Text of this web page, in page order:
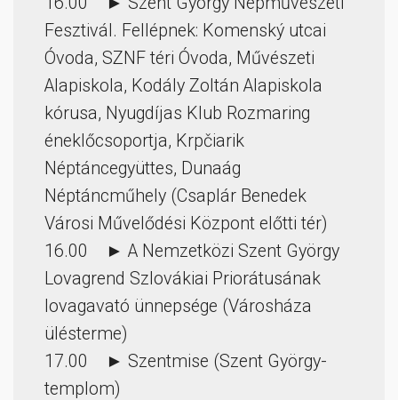
Fesztivál. Fellépnek: Komenský utcai
Óvoda, SZNF téri Óvoda, Művészeti
Alapiskola, Kodály Zoltán Alapiskola
kórusa, Nyugdíjas Klub Rozmaring
éneklőcsoportja, Krpčiarik
Néptáncegyüttes, Dunaág
Néptáncműhely (Csaplár Benedek
Városi Művelődési Központ előtti tér)
16.00 ► A Nemzetközi Szent György
Lovagrend Szlovákiai Priorátusának
lovagavató ünnepsége (Városháza
ülésterme)
17.00 ► Szentmise (Szent György-
templom)